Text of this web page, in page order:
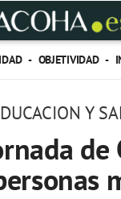
- OBJETIVIDAD -
Y
de